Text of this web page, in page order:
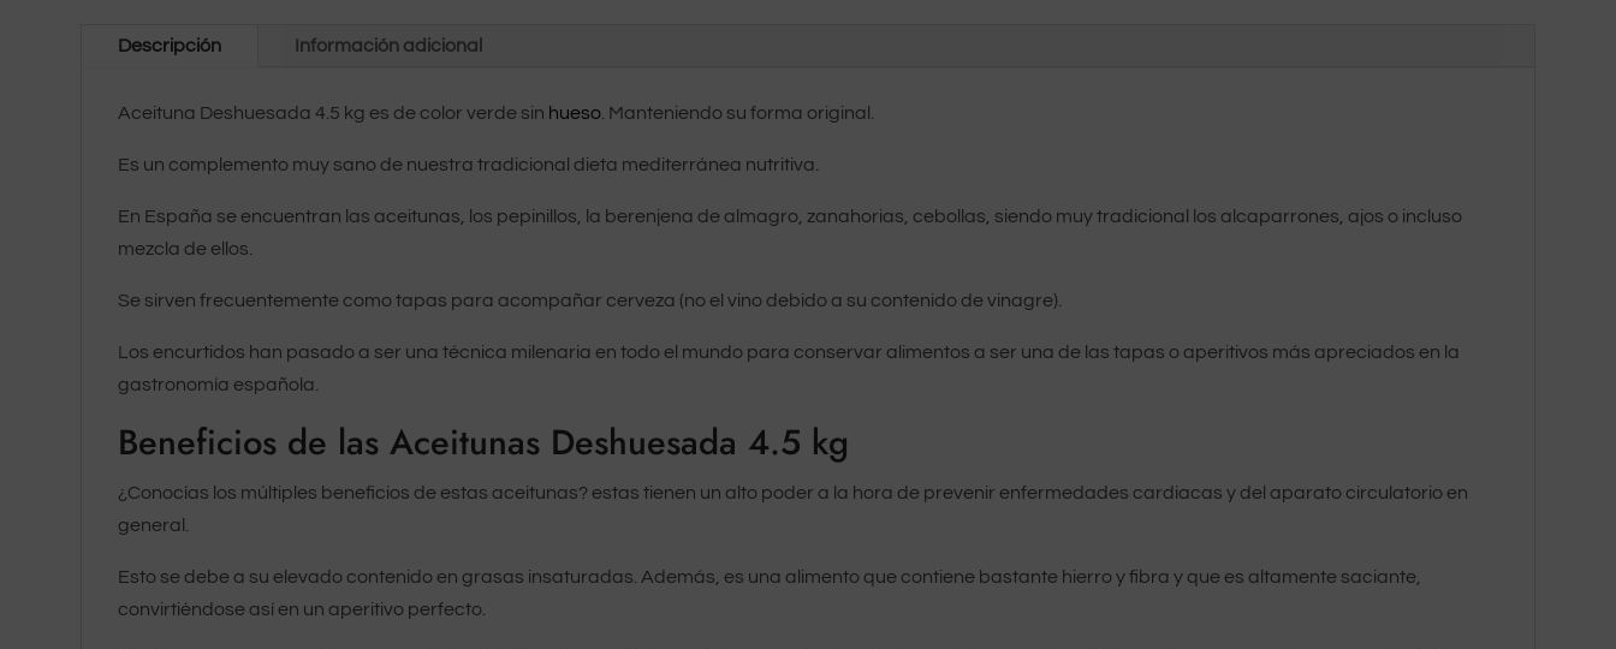
Descripción Información adicional
Aceituna Deshuesada 4.5 kg es de color verde sin hueso . Manteniendo su forma original.
Es un complemento muy sano de nuestra tradicional dieta mediterránea nutritiva.
En España se encuentran las aceitunas, los pepinillos, la berenjena de almagro, zanahorias, cebollas, siendo muy tradicional los alcaparrones, ajos o incluso
mezcla de ellos.
Se sirven frecuentemente como tapas para acompañar cerveza (no el vino debido a su contenido de vinagre).
Los encurtidos han pasado a ser una técnica milenaria en todo el mundo para conservar alimentos a ser una de las tapas o aperitivos más apreciados en la
gastronomía española.
Beneficios de las Aceitunas Deshuesada 4.5 kg
¿Conocías los múltiples beneficios de estas aceitunas? estas tienen un alto poder a la hora de prevenir enfermedades cardiacas y del aparato circulatorio en
general.
Esto se debe a su elevado contenido en grasas insaturadas. Además, es una alimento que contiene bastante hierro y fibra y que es altamente saciante,
convirtiéndose así en un aperitivo perfecto.